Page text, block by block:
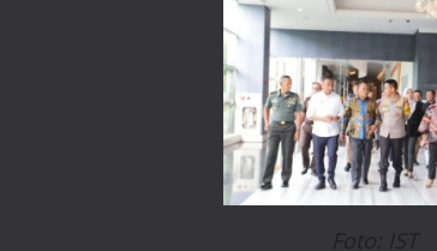
Foto: IST